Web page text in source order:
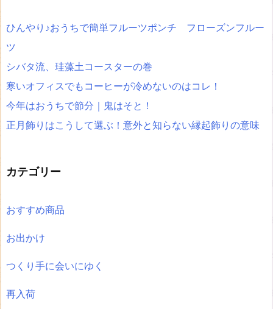
ひんやり♪おうちで簡単フルーツポンチ フローズンフルー
ツ
シバタ流、珪藻土コースターの巻
寒いオフィスでもコーヒーが冷めないのはコレ！
今年はおうちで節分｜鬼はそと！
正月飾りはこうして選ぶ！意外と知らない縁起飾りの意味
カテゴリー
おすすめ商品
お出かけ
つくり手に会いにゆく
再入荷